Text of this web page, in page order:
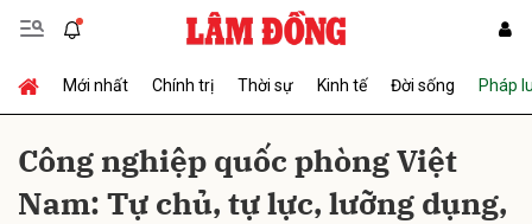
Mới nhất Chính trị Thời sự Kinh tế Đời sống Pháp
Công nghiệp quốc phòng Việt
Nam: Tự chủ, tự lực, lưỡng dụng,
Gửi bình luận